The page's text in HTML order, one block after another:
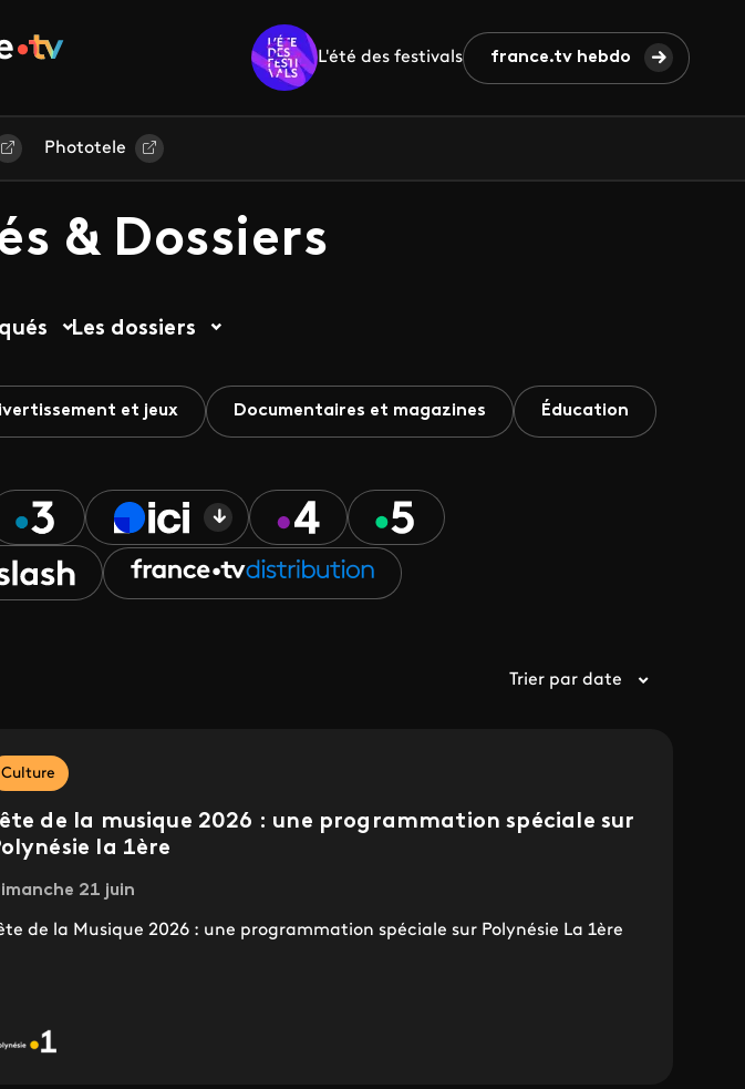
L'été des festivals france.tv hebdo
Phototele
& Dossiers
Les dossiers
et jeux Documentaires et magazines Éducation
Trier par date
Culture
de la musique 2026 : une programmation spéciale sur
la 1ère
21 juin
de la Musique 2026 : une programmation spéciale sur Polynésie La 1ère